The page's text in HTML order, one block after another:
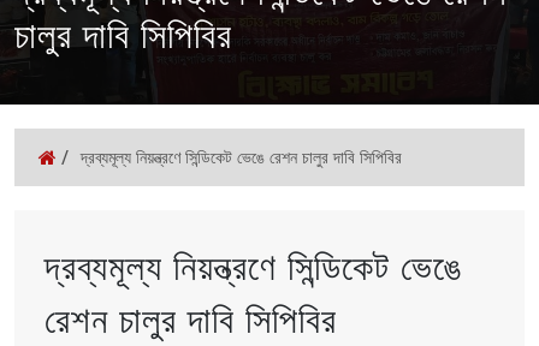
চালুর দাবি সিপিবির
/ দ্রব্যমূল্য নিয়ন্ত্রণে সিন্ডিকেট ভেঙে রেশন চালুর দাবি সিপিবির
দ্রব্যমূল্য নিয়ন্ত্রণে সিন্ডিকেট ভেঙে
রেশন চালুর দাবি সিপিবির